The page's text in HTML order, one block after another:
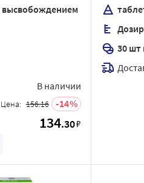
высвобождением
В наличии
Цена: 156.16 14
134.30₽
30 шт